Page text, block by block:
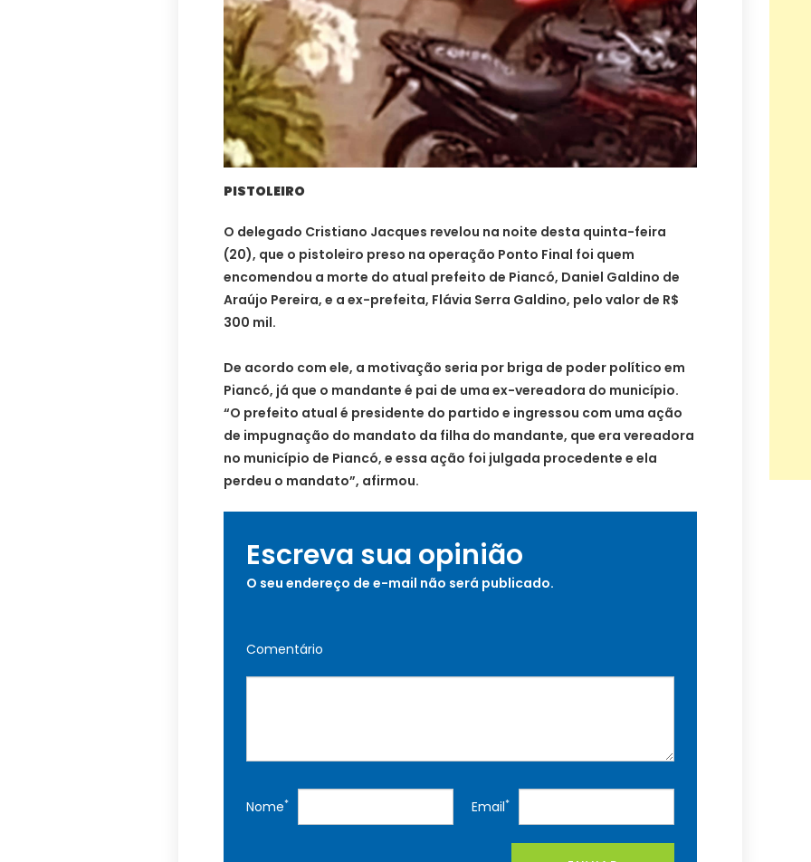
PISTOLEIRO
O delegado Cristiano Jacques revelou na noite desta quinta-feira
(20), que o pistoleiro preso na operação Ponto Final foi quem
encomendou a morte do atual prefeito de Piancó, Daniel Galdino de
Araújo Pereira, e a ex-prefeita, Flávia Serra Galdino, pelo valor de R$
300 mil.
De acordo com ele, a motivação seria por briga de poder político em
Piancó, já que o mandante é pai de uma ex-vereadora do município.
“O prefeito atual é presidente do partido e ingressou com uma ação
de impugnação do mandato da filha do mandante, que era vereadora
no município de Piancó, e essa ação foi julgada procedente e ela
perdeu o mandato”, afirmou.
Escreva sua opinião
O seu endereço de e-mail não será publicado.
Comentário
Nome* Email*